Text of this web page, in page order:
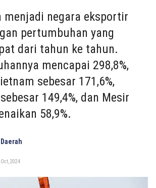
menjadi negara eksportir
pertumbuhan yang
dari tahun ke tahun.
mencapai 298,8%,
sebesar 171,6%,
149,4%, dan Mesir
58,9%.
2024